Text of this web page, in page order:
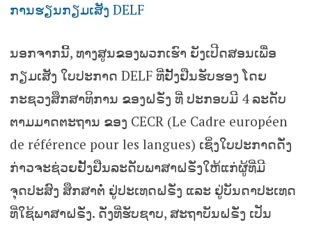
ການຮຽນກຽມເສັງ DELF
ນອກຈາກນີ້, ທາງສູນຂອງພວກເຮົາ ຍັງເປີດສອນເພື່ອ
ກຽມເສັງ ໃບປະກາດ DELF ທີ່ຢັ້ງຢືນຮັບຮອງ ໂດຍ
ກະຊວງສຶກສາທິການ ຂອງຝຣັ່ງ ທີ່ ປະກອບມີ 4 ລະດັບ
ຕາມມາດຕະຖານ ຂອງ CECR (Le Cadre européen
de référence pour les langues) ເຊິ່ງໃບປະກາດດັ່ງ
ກ່າວຈະຊ່ວຍຢັ້ງຢືນລະດັບພາສາຝຣັ່ງໃຫ້ແກ່ຜູ້ທີ່ມີ
ຈຸດປະສົງ ສຶກສາຕໍ່ ຢູ່ປະເທດຝຣັ່ງ ແລະ ຢູ່ບັນດາປະເທດ
ທີ່ໃຊ້ພາສາຝຣັ່ງ. ດັ່ງທີ່ຮັບຊາບ, ສະຖາບັນຝຣັ່ງ ເປັນ